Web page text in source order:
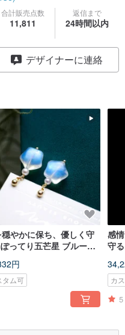
合計販売点数
11,811
返信まで
24時間以内
デザイナーに連絡
やかに保ち、優しく守
ってり五芒星 ブルーシ
GF円
タム可
感
守
カ
5